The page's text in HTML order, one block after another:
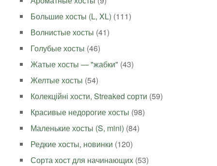
Большие хосты (L, XL) (111)
Волнистые хосты (41)
Голубые хосты (46)
Жатые хосты — "жабки" (43)
Желтые хосты (54)
Колекційні хости, Streaked сорти (59)
Красивые недорогие хосты (98)
Маленькие хосты (S, mini) (84)
Редкие хосты, новинки (120)
Сорта хост для начинающих (53)